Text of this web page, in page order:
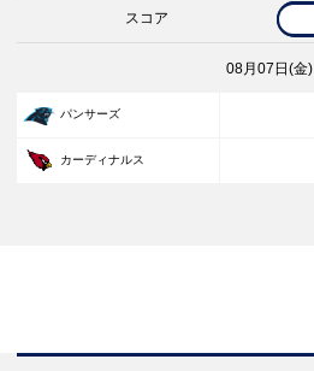
スコア
08月07日(金)
パンサーズ
カーディナルス